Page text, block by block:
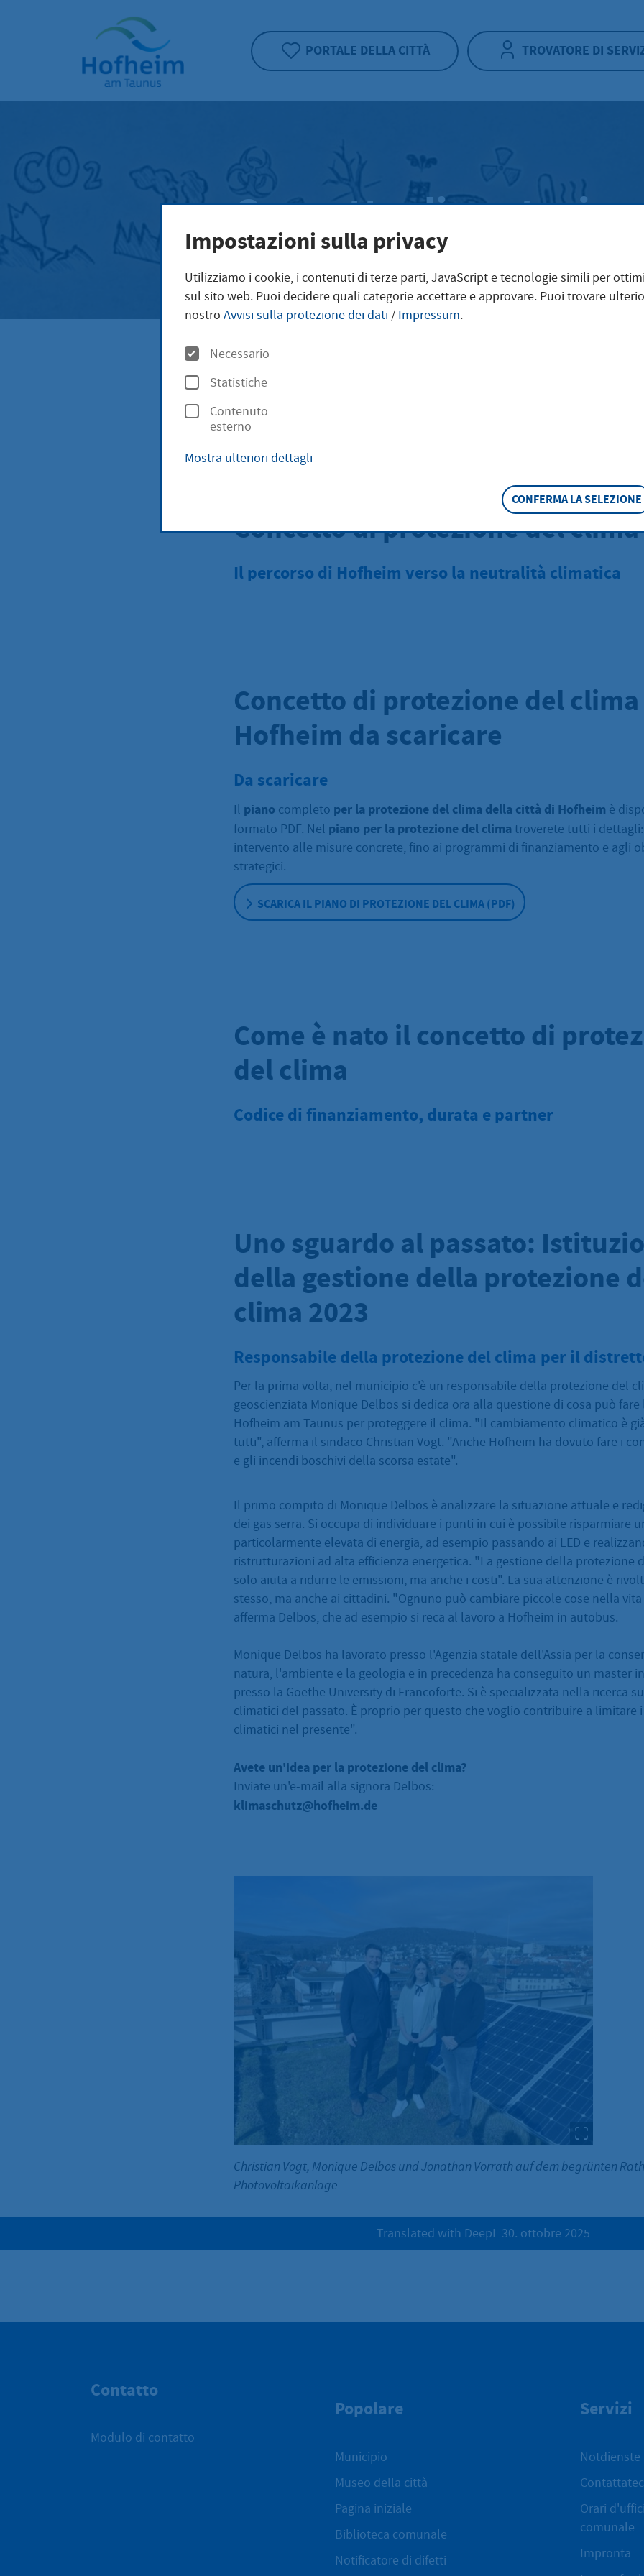
Home"
PORTALE DELLA CITTÀ TROVATORE DI
Concetto di
clima
Pagina iniziale
Concetto di protezione del clima
Il percorso di Hofheim verso la neutralità climatica
Concetto di protezione del clima
Hofheim da scaricare
Da scaricare
Il piano completo per la protezione del clima della città di Hofheim è
formato PDF. Nel piano per la protezione del clima troverete tutti i
intervento alle misure concrete, fino ai programmi di finanziamento e agli
strategici.
SCARICA IL PIANO DI PROTEZIONE DEL CLIMA (PDF)
Come è nato il concetto di
del clima
Codice di finanziamento, durata e partner
Uno sguardo al passato:
della gestione della protezione
clima 2023
Responsabile della protezione del clima per il
Per la prima volta, nel municipio c'è un responsabile della protezione del
geoscienziata Monique Delbos si dedica ora alla questione di cosa può fare
Hofheim am Taunus per proteggere il clima. "Il cambiamento climatico è
tutti", afferma il sindaco Christian Vogt. "Anche Hofheim ha dovuto fare i
e gli incendi boschivi della scorsa estate".
Il primo compito di Monique Delbos è analizzare la situazione attuale e
dei gas serra. Si occupa di individuare i punti in cui è possibile risparmiare
particolarmente elevata di energia, ad esempio passando ai LED e
ristrutturazioni ad alta efficienza energetica. "La gestione della protezione
solo aiuta a ridurre le emissioni, ma anche i costi". La sua attenzione è
stesso, ma anche ai cittadini. "Ognuno può cambiare piccole cose nella
afferma Delbos, che ad esempio si reca al lavoro a Hofheim in autobus.
Monique Delbos ha lavorato presso l'Agenzia statale dell'Assia per la
natura, l'ambiente e la geologia e in precedenza ha conseguito un master
presso la Goethe University di Francoforte. Si è specializzata nella ricerca
climatici del passato. È proprio per questo che voglio contribuire a limitare
climatici nel presente".
Avete un'idea per la protezione del clima?
Inviate un'e-mail alla signora Delbos:
klimaschutz@hofheim.de
Christian Vogt, Monique Delbos und Jonathan Vorrath auf dem begrünten
Photovoltaikanlage
Translated with DeepL 30. ottobre 2025
Contatto
Modulo di contatto
Popolare
Municipio
Museo della città
Pagina iniziale
Biblioteca comunale
Notificatore di difetti
Servizi
Notdienste
Orari
comunale
Impronta
Impostazioni sulla privacy
Utilizziamo i cookie, i contenuti di terze parti, JavaScript e tecnologie simili per
sul sito web. Puoi decidere quali categorie accettare e approvare. Puoi trovare
nostro Avvisi sulla protezione dei dati / Impressum.
O
p
z
i
o
Necessario
Statistiche
Contenuto
esterno
Mostra ulteriori dettagli
CONFERMA LA SELEZIONE